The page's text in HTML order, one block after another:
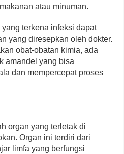
atau minuman.
terkena infeksi dapat
yang diresepkan oleh dokter.
obat-obatan kimia, ada
amandel yang bisa
dan mempercepat proses
organ yang terletak di
Organ ini terdiri dari
limfa yang berfungsi